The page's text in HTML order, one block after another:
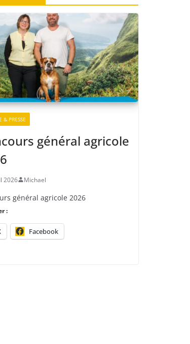
& PRESSE
général agricole
2026 Michael
général agricole 2026
:
Facebook